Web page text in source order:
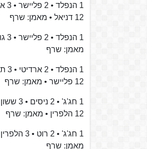
12 דניאל • מאמן: שרף
מאמן: שרף
12 פליישר • מאמן: שרף
12 הלפרין • מאמן: שרף
מאמן: שרף